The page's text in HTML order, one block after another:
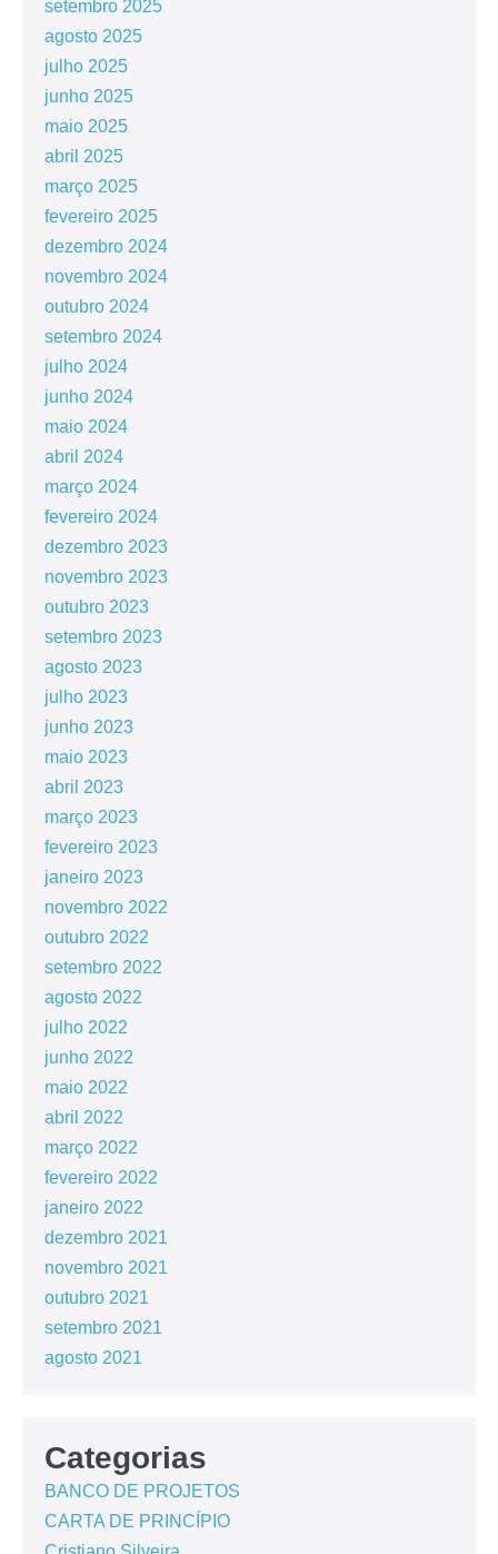
setembro 2025
agosto 2025
julho 2025
junho 2025
maio 2025
abril 2025
março 2025
fevereiro 2025
dezembro 2024
novembro 2024
outubro 2024
setembro 2024
julho 2024
junho 2024
maio 2024
abril 2024
março 2024
fevereiro 2024
dezembro 2023
novembro 2023
outubro 2023
setembro 2023
agosto 2023
julho 2023
junho 2023
maio 2023
abril 2023
março 2023
fevereiro 2023
janeiro 2023
novembro 2022
outubro 2022
setembro 2022
agosto 2022
julho 2022
junho 2022
maio 2022
abril 2022
março 2022
fevereiro 2022
janeiro 2022
dezembro 2021
novembro 2021
outubro 2021
setembro 2021
agosto 2021
Categorias
BANCO DE PROJETOS
CARTA DE PRINCÍPIO